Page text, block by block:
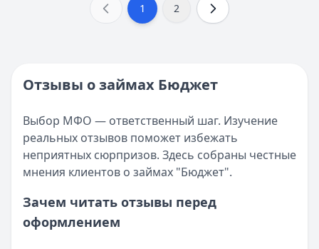
1 2
Отзывы о займах Бюджет
Выбор МФО — ответственный шаг. Изучение
реальных отзывов поможет избежать
неприятных сюрпризов. Здесь собраны честные
мнения клиентов о займах "Бюджет".
Зачем читать отзывы перед
оформлением